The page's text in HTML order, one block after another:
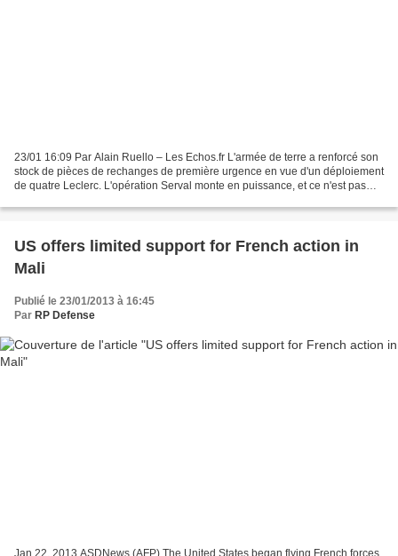
23/01 16:09 Par Alain Ruello – Les Echos.fr L'armée de terre a renforcé son
stock de pièces de rechanges de première urgence en vue d'un déploiement
de quatre Leclerc. L'opération Serval monte en puissance, et ce n'est pas
US offers limited support for French action in
Mali
Publié le 23/01/2013 à 16:45
Par RP Defense
Jan 22, 2013 ASDNews (AFP) The United States began flying French forces